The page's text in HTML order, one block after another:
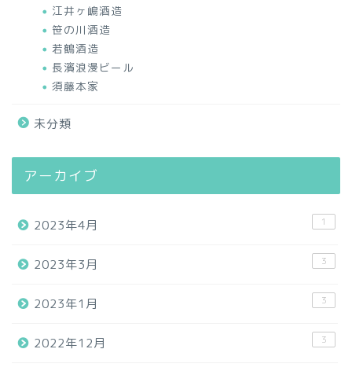
江井ヶ嶋酒造
笹の川酒造
若鶴酒造
長濱浪漫ビール
須藤本家
未分類
アーカイブ
2023年4月 1
2023年3月 3
2023年1月 3
2022年12月 3